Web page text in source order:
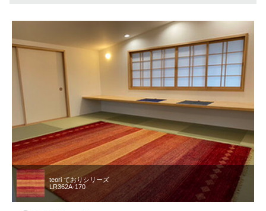
teori ておりシリーズ
LR362A-170